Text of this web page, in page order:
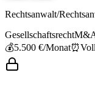
Rechtsanwalt/
Gesellschaftsrecht
💰5.500 €/Monat⏰